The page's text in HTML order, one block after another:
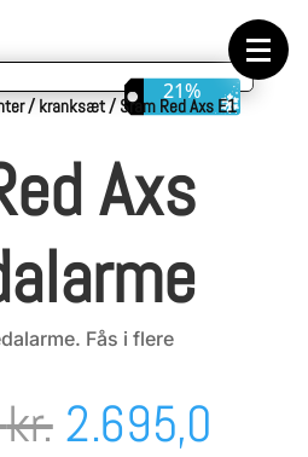
21%
/kranksæt/Sram Red Axs E1
Axs
Fås i flere
kr. Den
2.695,0